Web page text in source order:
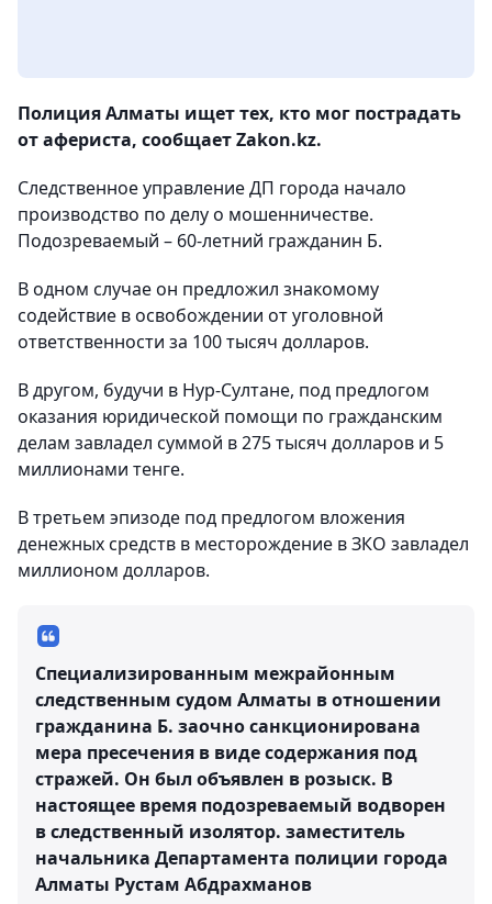
Полиция Алматы ищет тех, кто мог пострадать
от афериста, сообщает Zakon.kz.
Следственное управление ДП города начало
производство по делу о мошенничестве.
Подозреваемый – 60-летний гражданин Б.
В одном случае он предложил знакомому
содействие в освобождении от уголовной
ответственности за 100 тысяч долларов.
В другом, будучи в Нур-Султане, под предлогом
оказания юридической помощи по гражданским
делам завладел суммой в 275 тысяч долларов и 5
миллионами тенге.
В третьем эпизоде под предлогом вложения
денежных средств в месторождение в ЗКО завладел
миллионом долларов.
Специализированным межрайонным
следственным судом Алматы в отношении
гражданина Б. заочно санкционирована
мера пресечения в виде содержания под
стражей. Он был объявлен в розыск. В
настоящее время подозреваемый водворен
в следственный изолятор. заместитель
начальника Департамента полиции города
Алматы Рустам Абдрахманов